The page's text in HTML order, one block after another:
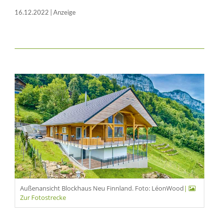
16.12.2022 | Anzeige
Außenansicht Blockhaus Neu Finnland. Foto: LéonWood |
Zur Fotostrecke